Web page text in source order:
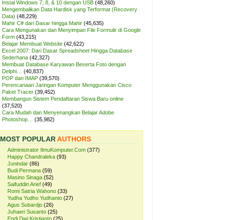
Instal Windows 7, 8, & 10 dengan USB (48,260)
Mengembalikan Data Hardisk yang Terformat (Recovery
Data) (48,229)
Mahir C# dari Dasar hingga Mahir (45,635)
Cara Mengunakan dan Menyimpan File Formulir di Google
Form (43,215)
Belajar Membuat Website (42,622)
Excel 2007: Dari Dasar Spreadsheet Hingga Database
Sederhana (42,327)
Membuat Database Karyawan Beserta Foto dengan
Delphi…
(40,837)
POP dan IMAP (39,570)
Perencanaan Jaringan Komputer Menggunakan Cisco
Paket Tracer (39,452)
Membangun Sistem Pendaftaran Siswa Baru online
(37,520)
Cara Mudah dan Menyenangkan Belajar Adobe
Photoshop…
(35,982)
MOST POPULARAUTHORS
Administrator IlmuKomputer.Com (377)
Happy Chandraleka (93)
Junindar (86)
Budi Permana (59)
Masino Sinaga (52)
Saifuddin Arief (49)
Romi Satria Wahono (33)
Yudha Yudho Yudhanto (27)
Agus Subardjo (26)
Juhaeri Susanto (25)
Endi Dwi Kristianto (25)